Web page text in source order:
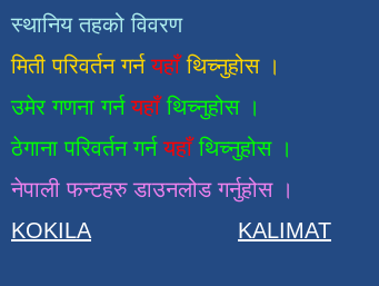
स्थानिय तहको विवरण
मिती परिवर्तन गर्न यहाँ थिच्नुहोस ।
उमेर गणना गर्नयहाँथिच्नुहोस ।
ठेगाना परिवर्तन गर्नयहाँ थिच्नुहोस ।
नेपाली फन्टहरु डाउनलोड गर्नुहोस ।
KOKILA
KALIMAT